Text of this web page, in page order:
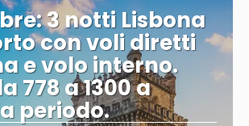
3 notti Lisbona
con voli diretti
e volo interno.
778 a 1300 a
periodo.